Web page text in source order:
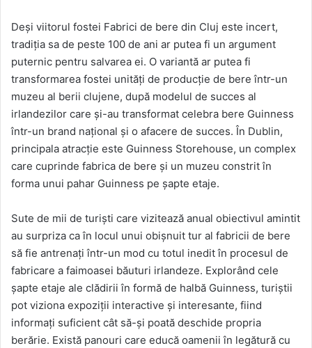
Deși viitorul fostei Fabrici de bere din Cluj este incert,
tradiția sa de peste 100 de ani ar putea fi un argument
puternic pentru salvarea ei. O variantă ar putea fi
transformarea fostei unități de producție de bere într-un
muzeu al berii clujene, după modelul de succes al
irlandezilor care și-au transformat celebra bere Guinness
într-un brand național și o afacere de succes. În Dublin,
principala atracție este Guinness Storehouse, un complex
care cuprinde fabrica de bere şi un muzeu constrit în
forma unui pahar Guinness pe şapte etaje.
Sute de mii de turişti care vizitează anual obiectivul amintit
au surpriza ca în locul unui obişnuit tur al fabricii de bere
să fie antrenaţi într-un mod cu totul inedit în procesul de
fabricare a faimoasei băuturi irlandeze. Explorând cele
şapte etaje ale clădirii în formă de halbă Guinness, turiştii
pot viziona expoziţii interactive şi interesante, fiind
informaţi suficient cât să-şi poată deschide propria
berărie. Există panouri care educă oamenii în legătură cu